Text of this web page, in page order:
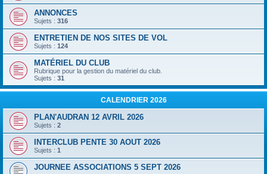
ANNONCES
Sujets : 316
ENTRETIEN DE NOS SITES DE VOL
Sujets : 124
MATÉRIEL DU CLUB
Rubrique pour la gestion du matériel du club.
Sujets : 31
CALENDRIER 2026
PLAN'AUDRAN 12 AVRIL 2026
Sujets : 2
INTERCLUB PENTE 30 AOUT 2026
Sujets : 1
JOURNEE ASSOCIATIONS 5 SEPT 2026